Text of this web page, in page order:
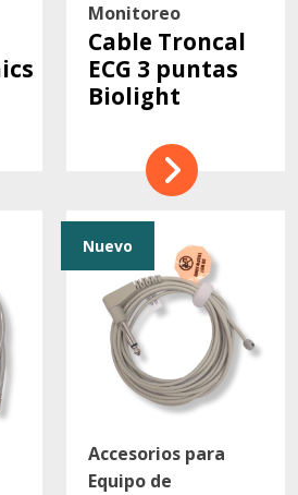
Monitoreo
Cable Troncal
ECG 3 puntas
Biolight
Accesorios para
Equipo de
Nuevo